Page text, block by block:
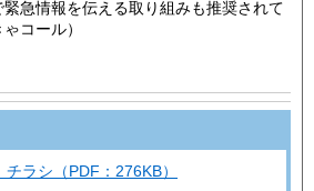
急情報を伝える取り組みも推奨されて
コール）
チラシ（PDF：276KB）